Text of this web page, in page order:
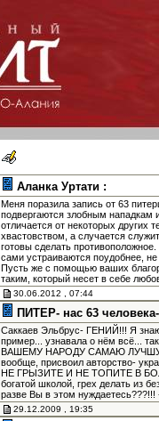
Аланка Уртати :
Меня поразила запись от 63
подвергаются злобным нападкам
отличается от некоторых других
хвастовством, а случается
готовы сделать
сами устраиваются поудобнее, не
Пусть же с помощью ваших
таким, который несет в себе
30.06.2012 , 07:44
ПИТЕР- нас 63
Саккаев Эльбрус- ГЕНИЙ!!! Я
пример... узнавала о нём
ВАШЕМУ НАРОДУ САМАЮ ЛУЧШУЮ
вообще, присвоил авторство-
НЕ ГРЫЗИТЕ И НЕ ТОПИТЕ В
богатой школой, грех делать из
разве Вы в этом
29.12.2009 , 19:35